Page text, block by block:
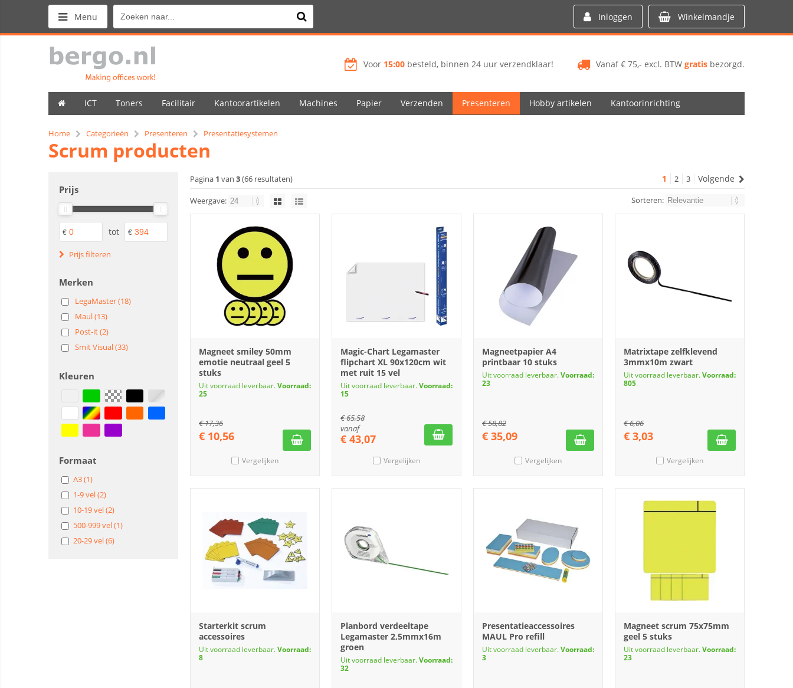
Menu Inloggen Winkelmandje
Vanaf € 75,- excl. BTW gratis bezorgd.
Voor 15:00 besteld, binnen 24 uur verzendklaar!
ICT Toners Facilitair Kantoorartikelen Machines Papier Verzenden Presenteren Hobby artikelen Kantoorinrichting
Home Categorieën Presenteren Presentatiesystemen
Scrum producten
Prijs
€ tot €
Prijs filteren
Merken
LegaMaster (18)
Maul (13)
Post-it (2)
Smit Visual (33)
Kleuren
Formaat
A3 (1)
1-9 vel (2)
10-19 vel (2)
500-999 vel (1)
20-29 vel (6)
Pagina 1 van 3(66 resultaten) 1 2 3 Volgende
Weergave: Sorteren:
Magneet smiley 50mm
emotie neutraal geel 5
stuks
Uit voorraad leverbaar.Voorraad:
25
€17,36
€ 10,56
Vergelijken
Magic-Chart Legamaster
flipchart XL 90x120cm wit
met ruit 15 vel
Uit voorraad leverbaar.Voorraad:
15
€65,58
vanaf
€ 43,07
Vergelijken
Magneetpapier A4
printbaar 10 stuks
Uit voorraad leverbaar.Voorraad:
23
€58,82
€ 35,09
Vergelijken
Matrixtape zelfklevend
3mmx10m zwart
Uit voorraad leverbaar.Voorraad:
805
€6,06
€ 3,03
Vergelijken
Starterkit scrum
accessoires
Uit voorraad leverbaar.Voorraad:
8
Planbord verdeeltape
Legamaster 2,5mmx16m
groen
Uit voorraad leverbaar.Voorraad:
32
Presentatieaccessoires
MAUL Pro refill
Uit voorraad leverbaar.Voorraad:
3
Magneet scrum 75x75mm
geel 5 stuks
Uit voorraad leverbaar.Voorraad:
23